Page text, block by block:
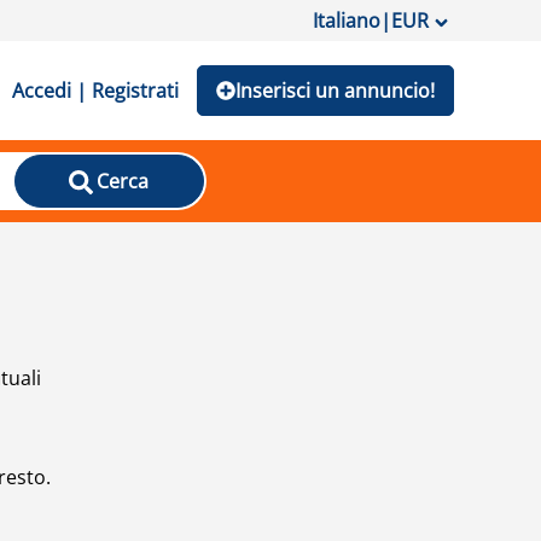
Italiano|EUR
Accedi | Registrati Inserisci un annuncio!
Cerca